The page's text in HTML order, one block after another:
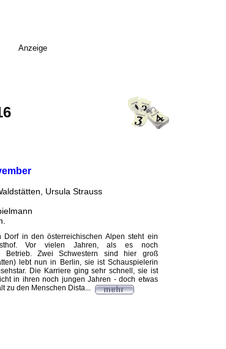
Ursula Strauss
Dorf in den österreichischen Alpen steht ein
Vor vielen Jahren, als es noch
Betrieb. Zwei Schwestern sind hier groß
lebt nun in Berlin, sie ist Schauspielerin
Die Karriere ging sehr schnell, sie ist
in ihren noch jungen Jahren - doch etwas
zu den Menschen Dista...
Anzeige